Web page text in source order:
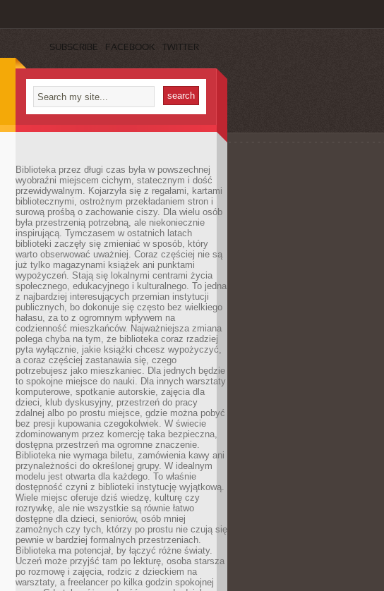
SUBSCRIBE FACEBOOK TWITTER
Biblioteka przez długi czas była w powszechnej
wyobraźni miejscem cichym, statecznym i dość
przewidywalnym. Kojarzyła się z regałami, kartami
bibliotecznymi, ostrożnym przekładaniem stron i
surową prośbą o zachowanie ciszy. Dla wielu osób
była przestrzenią potrzebną, ale niekoniecznie
inspirującą. Tymczasem w ostatnich latach
biblioteki zaczęły się zmieniać w sposób, który
warto obserwować uważniej. Coraz częściej nie są
już tylko magazynami książek ani punktami
wypożyczeń. Stają się lokalnymi centrami życia
społecznego, edukacyjnego i kulturalnego. To jedna
z najbardziej interesujących przemian instytucji
publicznych, bo dokonuje się często bez wielkiego
hałasu, za to z ogromnym wpływem na
codzienność mieszkańców. Najważniejsza zmiana
polega chyba na tym, że biblioteka coraz rzadziej
pyta wyłącznie, jakie książki chcesz wypożyczyć,
a coraz częściej zastanawia się, czego
potrzebujesz jako mieszkaniec. Dla jednych będzie
to spokojne miejsce do nauki. Dla innych warsztaty
komputerowe, spotkanie autorskie, zajęcia dla
dzieci, klub dyskusyjny, przestrzeń do pracy
zdalnej albo po prostu miejsce, gdzie można pobyć
bez presji kupowania czegokolwiek. W świecie
zdominowanym przez komercję taka bezpieczna,
dostępna przestrzeń ma ogromne znaczenie.
Biblioteka nie wymaga biletu, zamówienia kawy ani
przynależności do określonej grupy. W idealnym
modelu jest otwarta dla każdego. To właśnie
dostępność czyni z biblioteki instytucję wyjątkową.
Wiele miejsc oferuje dziś wiedzę, kulturę czy
rozrywkę, ale nie wszystkie są równie łatwo
dostępne dla dzieci, seniorów, osób mniej
zamożnych czy tych, którzy po prostu nie czują się
pewnie w bardziej formalnych przestrzeniach.
Biblioteka ma potencjał, by łączyć różne światy.
Uczeń może przyjść tam po lekturę, osoba starsza
po rozmowę i zajęcia, rodzic z dzieckiem na
warsztaty, a freelancer po kilka godzin spokojnej